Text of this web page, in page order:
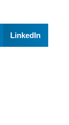
LinkedIn